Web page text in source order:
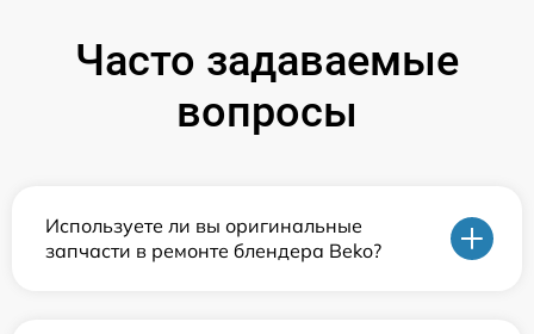
Часто задаваемые
вопросы
Используете ли вы оригинальные
запчасти в ремонте блендера Beko?